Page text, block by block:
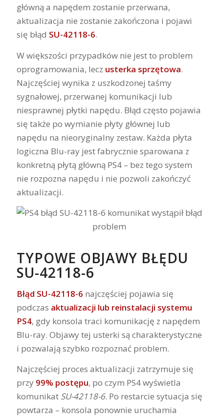
główną a napędem zostanie przerwana,
aktualizacja nie zostanie zakończona i pojawi
się błąd SU-42118-6.
W większości przypadków nie jest to problem
oprogramowania, lecz usterka sprzętowa.
Najczęściej wynika z uszkodzonej taśmy
sygnałowej, przerwanej komunikacji lub
niesprawnej płytki napędu. Błąd często pojawia
się także po wymianie płyty głównej lub
napędu na nieoryginalny zestaw. Każda płyta
logiczna Blu-ray jest fabrycznie sparowana z
konkretną płytą główną PS4 – bez tego system
nie rozpozna napędu i nie pozwoli zakończyć
aktualizacji.
TYPOWE OBJAWY BŁĘDU
SU-42118-6
Błąd SU-42118-6 najczęściej pojawia się
podczas aktualizacji lub reinstalacji systemu
PS4, gdy konsola traci komunikację z napędem
Blu-ray. Objawy tej usterki są charakterystyczne
i pozwalają szybko rozpoznać problem.
Najczęściej proces aktualizacji zatrzymuje się
przy 99% postępu, po czym PS4 wyświetla
komunikat SU-42118-6. Po restarcie sytuacja się
powtarza – konsola ponownie uruchamia